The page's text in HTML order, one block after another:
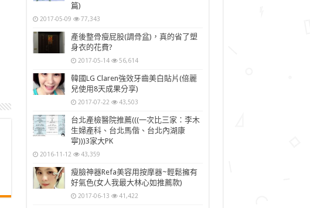
篇)
2017-05-09 77,343
產後整骨瘦屁股(調骨盆)，真的省了塑
身衣的花費?
2017-05-14 56,614
韓國LG Claren強效牙齒美白貼片(倍麗
兒使用8天成果分享)
2017-07-22 43,503
台北產檢醫院推薦(((一次比三家：李木
生婦產科、台北馬偕、台北內湖康
寧)))3家大PK
2016-11-12 43,359
瘦臉神器Refa美容用按摩器~輕鬆擁有
好氣色(女人我最大林心如推薦款)
2017-06-13 41,422